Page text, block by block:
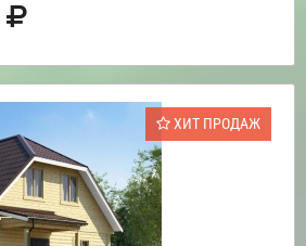
ХИТ ПРОДАЖ